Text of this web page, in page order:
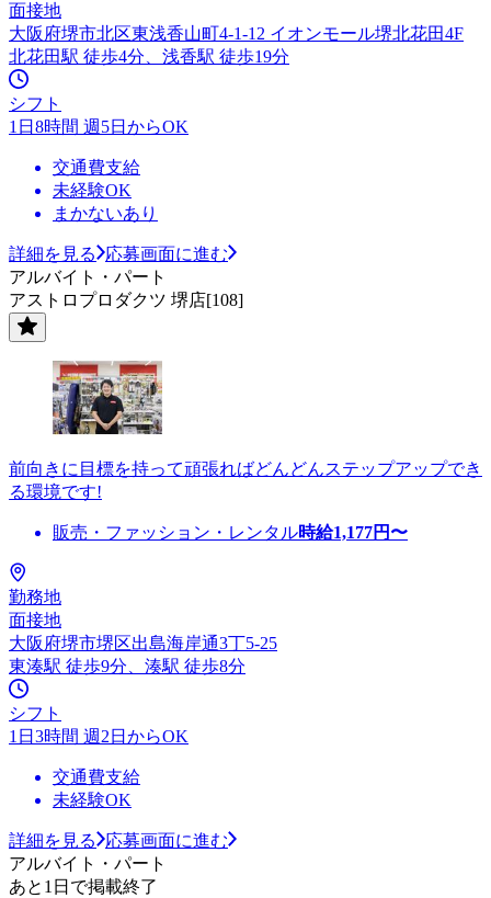
面接地
大阪府堺市北区東浅香山町4-1-12 イオンモール堺北花田4F
北花田駅 徒歩4分、浅香駅 徒歩19分
シフト
1日8時間 週5日からOK
交通費支給
未経験OK
まかないあり
詳細を見る
応募画面に進む
アルバイト・パート
アストロプロダクツ 堺店[108]
前向きに目標を持って頑張ればどんどんステップアップでき
る環境です!
販売・ファッション・レンタル時給1,177円〜
勤務地
面接地
大阪府堺市堺区出島海岸通3丁5-25
東湊駅 徒歩9分、湊駅 徒歩8分
シフト
1日3時間 週2日からOK
交通費支給
未経験OK
詳細を見る
応募画面に進む
アルバイト・パート
あと1日で掲載終了